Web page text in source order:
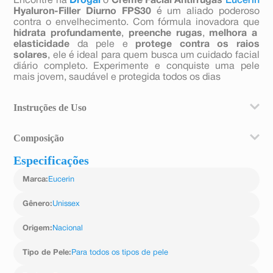
Hyaluron-Filler Diurno FPS30é um aliado poderoso
contra o envelhecimento. Com fórmula inovadora que
hidrata profundamente, preenche rugas, melhora a
elasticidade da pele e protege contra os raios
solares, ele é ideal para quem busca um cuidado facial
diário completo. Experimente e conquiste uma pele
mais jovem, saudável e protegida todos os dias
Instruções de Uso
o seu tipo de pele, removendo todas as impurezas.
limpa, sem esfregar.
sobre o rosto, pescoço e colo.
circulares até que o creme seja completamente absor
Composição
Aqua, Homosalate, Alcohol, Butyl
Ethylhexyl Triazone, Bis-Ethylhexyloxyphenol
Dicaprylate/Dicaprate, Tapioca Starch, Distarch
Phenylbenzimidazole Sulfonic Acid,Isobutylamido
Alcohol, Stearyl Alcohol, Sodium Chloride, Xanthan
Especificações
Marca: Eucerin
Gênero:Unissex
Origem: Nacional
Tipo de Pele: Para todos os tipos de pele